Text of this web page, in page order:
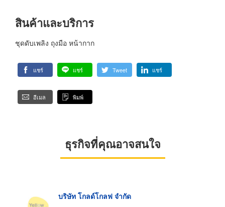
สินค้าและบริการ
ชุดดับเพลิง ถุงมือ หน้ากาก
แชร์ แชร์ Tweet แชร์
อีเมล พิมพ์
ธุรกิจที่คุณอาจสนใจ
บริษัท โกลด์โกลฟ จำกัด